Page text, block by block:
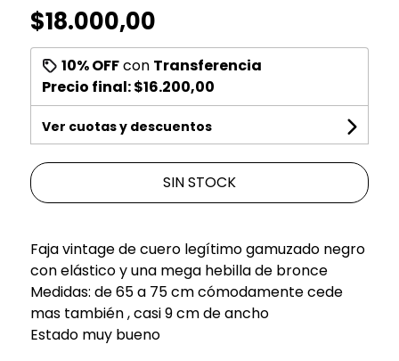
$18.000,00
10% OFFcon Transferencia
Precio final:$16.200,00
Ver cuotas y descuentos
SIN STOCK
Faja vintage de cuero legítimo gamuzado negro
con elástico y una mega hebilla de bronce
Medidas: de 65 a 75 cm cómodamente cede
mas también , casi 9 cm de ancho
Estado muy bueno